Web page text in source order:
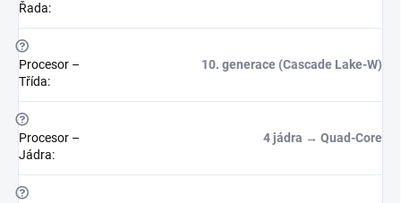
Řada:
?
Procesor –
Třída:
10. generace (Cascade Lake-W)
?
Procesor –
Jádra:
4 jádra → Quad-Core
?